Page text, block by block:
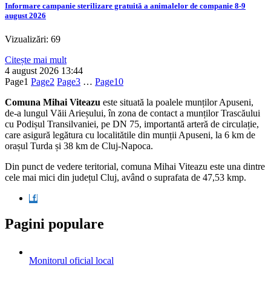
Informare campanie sterilizare gratuită a animalelor de companie 8-9
august 2026
Vizualizări: 69
Citește mai mult
4 august 2026 13:44
Page1 Page2 Page3 … Page10
Comuna Mihai Viteazu este situată la poalele munților Apuseni,
de-a lungul Văii Arieșului, în zona de contact a munților Trascăului
cu Podișul Transilvaniei, pe DN 75, importantă arteră de circulație,
care asigură legătura cu localitătile din munții Apuseni, la 6 km de
orașul Turda și 38 km de Cluj-Napoca.
Din punct de vedere teritorial, comuna Mihai Viteazu este una dintre
cele mai mici din județul Cluj, având o suprafata de 47,53 kmp.
Pagini populare
Monitorul oficial local